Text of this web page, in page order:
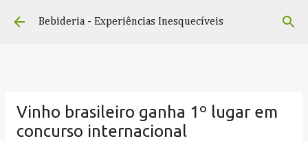
Pular para o conteúdo principal
Bebideria - Experiências Inesquecíveis
Vinho brasileiro ganha 1º lugar em
concurso internacional